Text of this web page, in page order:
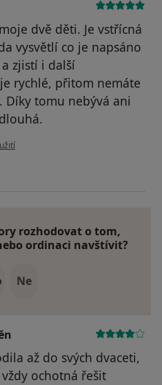
dvě děti. Je vstřícná
vysvětlí co je napsáno
zjistí i další
rychlé, přitom nemáte
Díky tomu nebývá ani
Pacient
rozhodovat o tom,
ordinaci navštívit?
Ne
až do svých dvaceti,
ochotná řešit